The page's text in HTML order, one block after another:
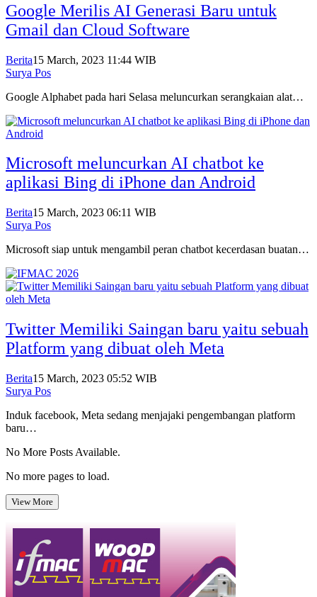
Google Merilis AI Generasi Baru untuk
Gmail dan Cloud Software
Berita15 March, 2023 11:44 WIB
Surya Pos
Google Alphabet pada hari Selasa meluncurkan serangkaian alat…
Microsoft meluncurkan AI chatbot ke
aplikasi Bing di iPhone dan Android
Berita15 March, 2023 06:11 WIB
Surya Pos
Microsoft siap untuk mengambil peran chatbot kecerdasan buatan…
Twitter Memiliki Saingan baru yaitu sebuah
Platform yang dibuat oleh Meta
Berita15 March, 2023 05:52 WIB
Surya Pos
Induk facebook, Meta sedang menjajaki pengembangan platform
baru…
No More Posts Available.
No more pages to load.
View More